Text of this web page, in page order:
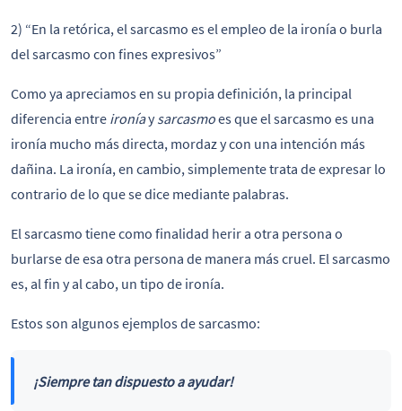
2) “En la retórica, el sarcasmo es el empleo de la ironía o burla
del sarcasmo con fines expresivos”
Como ya apreciamos en su propia definición, la principal
diferencia entre ironíaysarcasmoes que el sarcasmo es una
ironía mucho más directa, mordaz y con una intención más
dañina. La ironía, en cambio, simplemente trata de expresar lo
contrario de lo que se dice mediante palabras.
El sarcasmo tiene como finalidad herir a otra persona o
burlarse de esa otra persona de manera más cruel. El sarcasmo
es, al fin y al cabo, un tipo de ironía.
Estos son algunos ejemplos de sarcasmo:
¡Siempre tan dispuesto a ayudar!